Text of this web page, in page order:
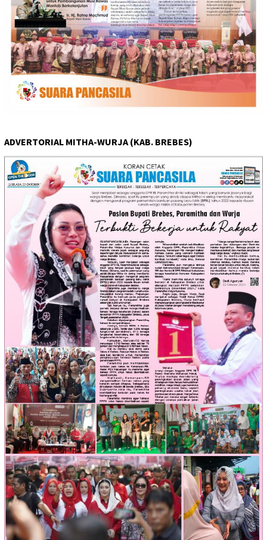
ADVERTORIAL MITHA-WURJA (KAB. BREBES)